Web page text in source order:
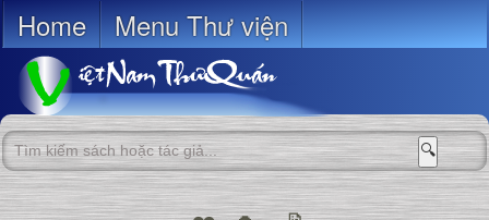
Home Menu Thư viện
🔍